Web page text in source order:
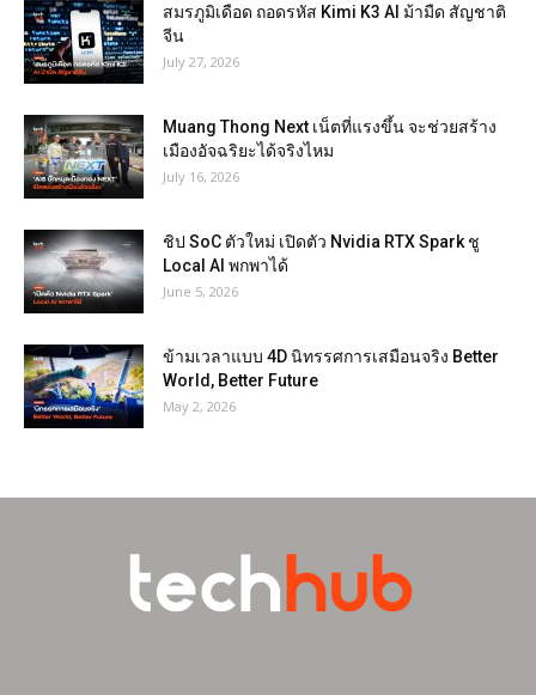
สมรภูมิเดือด ถอดรหัส Kimi K3 AI ม้ามืด สัญชาติ
จีน
July 27, 2026
Muang Thong Next เน็ตที่แรงขึ้น จะช่วยสร้าง
เมืองอัจฉริยะได้จริงไหม
July 16, 2026
ชิป SoC ตัวใหม่ เปิดตัว Nvidia RTX Spark ชู
Local AI พกพาได้
June 5, 2026
ข้ามเวลาแบบ 4D นิทรรศการเสมือนจริง Better
World, Better Future
May 2, 2026